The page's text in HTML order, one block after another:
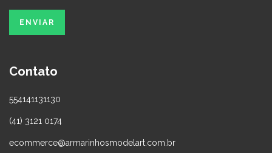
Contato
554141131130
(41) 3121 0174
ecommerce@armarinhosmodelart.com.br